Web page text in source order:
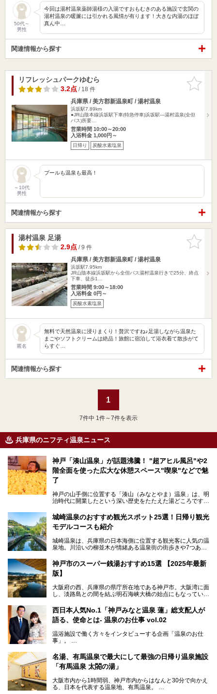
50代～
男性
今回は湯村温泉薬師湯様の入湯ですおもむきのある施設で玄関の
湯村温泉の暖簾には引かれる風情が有ります！大きな内湯のほぼ
真ん中…
関連情報から探す
お気に入
りに追加
リフレッシュパークゆむら
3.2点/ 18 件
兵庫県 / 美方郡新温泉町 / 湯村温泉
浜坂駅7.89km
●JR山陰本線浜坂駅下車(特急停車)浜坂駅―湯村温泉(全但
バス)所要…
営業時間 10:00～20:00
入浴料金 1,000円～
日帰り 炭酸水素塩泉
～10代
男性
プールも温泉も最高！
関連情報から探す
お気に入
りに追加
湯村温泉 足湯
2.9点/ 9 件
兵庫県 / 美方郡新温泉町 / 湯村温泉
浜坂駅7.95km
JR山陰本線浜坂駅から全但バス湯村温泉行きで25分、終点
下車、徒歩1…
営業時間 9:00～18:00
入浴料金 0円～
炭酸水素塩泉
匿名
無料で天然温泉に浸りまくり！贅沢ですね♪足湯しながら温泉た
まごやソフトクリームは絶品！旅館に宿泊して浴衣着て散歩がて
らすぐ…
関連情報から探す
1
7件中 1件～7件を表示
兵庫県のニフティ温泉ニュース
神戸「湊山温泉」が話題沸騰！ "超アヒル風呂"や2
階全面を使った広大な休憩スペース"喫泉"などで魅
了
神戸の山手側に位置する「湊山（みなとやま）温泉」は、明
治時代に開業したという深い歴史をたたえた湯どころです。
っぱいに浮かぶアヒルちゃん。さらに、ゆったりくつろげて
コワーキングも可能な休憩スペースも人気に。斬新な企画や
設備で人々をアッと驚かせる湊山温泉の魅力をリポートしま
城崎温泉のおすすめ観光スポット25選！日帰り観光
モデルコースも紹介
城崎温泉は、兵庫県の日本海側に位置する観光客に人気の温
泉地。川沿いの柳並木が情緒ある温泉街の街歩きや7つある
られています。鉄道の駅から温泉街が近く、歩いて回るのに
ちょうどよい規模で、日帰りでの訪問にもおすすめです。
の観光スポットをピックアップ。温泉やご当地グルメなどを
盛り込んだ日帰り観光モデルコースも紹介しているので、ぜ
神戸市のスーパー銭湯おすすめ15選 【2025年最新
版】
大阪府の西、兵庫県の県庁所在地である神戸市。大阪湾に面
し、淡路島との間を結ぶ明石海峡大橋の始点にもなっていま
華街をはじめ、きらびやかに発展したハーバーランドなど、
人気観光スポットもめじろ押しです。
そして、温泉好きの視点から見ると、神戸市といえば何とい
湯です。そのお湯をリーズナブルに体験できる健康ランドや
スーパー銭湯があったら……。今回はそんな希望に沿う施設
きます！
西日本人気No.1「神戸みなと温泉 蓮」総支配人が
語る、使命とは- 温泉のお仕事 vol.02
温浴施設で働く方々をインタビューする企画「温泉のお仕
事」。
ング西日本1位、2年連続「ベストオブ宿泊賞」に輝いた
「神戸みなと温泉 蓮」の魅力に迫りました！
名湯、有馬温泉で最大にして最強の日帰り温泉施設
「有馬温泉 太閤の湯」
大阪市内から1時間弱、神戸市内からはなんと30分で向かえ
る、日本を代表する温泉地、有馬温泉。